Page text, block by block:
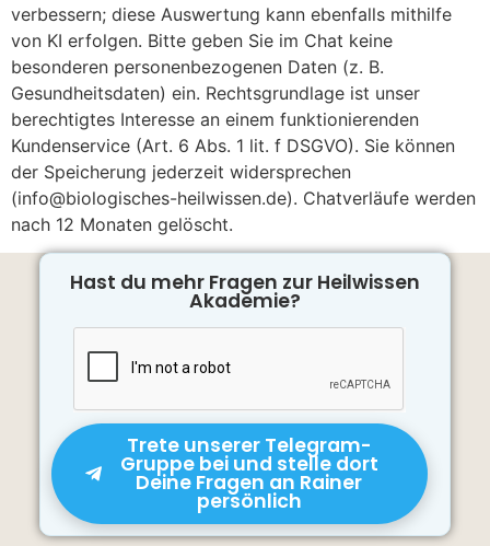
verbessern; diese Auswertung kann ebenfalls mithilfe
von KI erfolgen. Bitte geben Sie im Chat keine
besonderen personenbezogenen Daten (z. B.
Gesundheitsdaten) ein. Rechtsgrundlage ist unser
berechtigtes Interesse an einem funktionierenden
Kundenservice (Art. 6 Abs. 1 lit. f DSGVO). Sie können
der Speicherung jederzeit widersprechen
(info@biologisches-heilwissen.de). Chatverläufe werden
nach 12 Monaten gelöscht.
Hast du mehr Fragen zur Heilwissen
Akademie?
Trete unserer Telegram-
Gruppe bei und stelle dort
Deine Fragen an Rainer
persönlich